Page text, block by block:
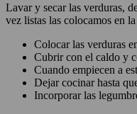
Lavar y secar las verduras,
vez listas las colocamos en
Colocar las verduras
Cubrir con el caldo y
Cuando empiecen a
Dejar cocinar hasta
Incorporar las